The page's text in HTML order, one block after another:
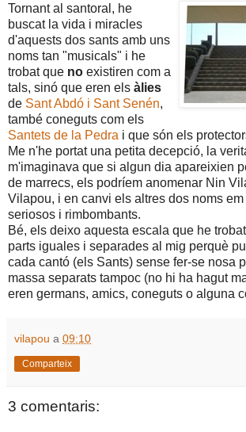
Tornant al santoral, he
buscat la vida i miracles
d'aquests dos sants amb uns
noms tan "musicals" i he
trobat que no existiren com a
tals, sinó que eren els àlies
de Sant Abdó i Sant Senén,
també coneguts com els
Santets de la Pedra i que són els
Me n'he portat una petita decepció, la
m'imaginava que si algun dia apareixien
de marrecs, els podríem anomenar Nin
Vilapou, i en canvi els altres dos noms
seriosos i rimbombants.
Bé, els deixo aquesta escala que he
parts iguales i separades al mig perquè
cada cantó (els Sants) sense fer-se nosa
massa separats tampoc (no hi ha hagut
eren germans, amics, coneguts o alguna
vilapou a 09:10
Comparteix
3 comentaris: